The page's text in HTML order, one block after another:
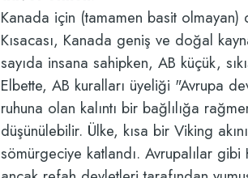
Kanada için (tamamen basit olmayan)
Kısacası, Kanada geniş ve doğal
sayıda insana sahipken, AB küçük,
Elbette, AB kuralları üyeliği "Avrupa
ruhuna olan kalıntı bir bağlılığa
düşünülebilir. Ülke, kısa bir Viking
sömürgeciye katlandı. Avrupalılar